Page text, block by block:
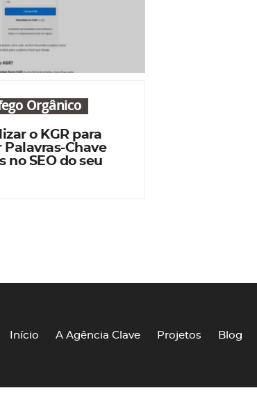
Orgânico
o KGR para
Palavras-Chave
no SEO do seu
Início A Agência Clave Projetos Blog